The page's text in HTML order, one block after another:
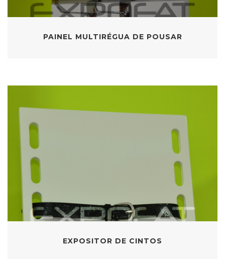
PAINEL MULTIRÉGUA DE POUSAR
EXPOSITOR DE CINTOS